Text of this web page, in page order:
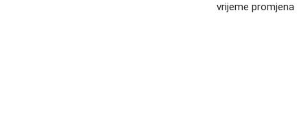
vrijeme promjena